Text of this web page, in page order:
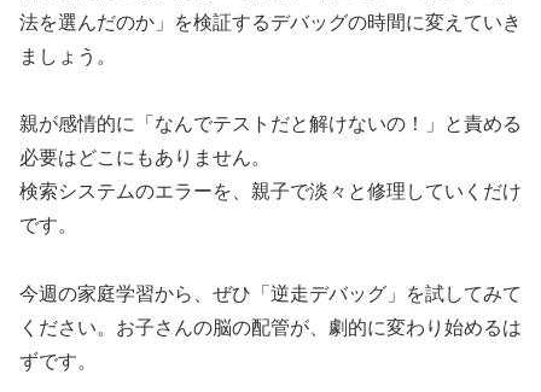
法を選んだのか」を検証するデバッグの時間に変えていき
ましょう。
親が感情的に「なんでテストだと解けないの！」と責める
必要はどこにもありません。
検索システムのエラーを、親子で淡々と修理していくだけ
です。
今週の家庭学習から、ぜひ「逆走デバッグ」を試してみて
ください。お子さんの脳の配管が、劇的に変わり始めるは
ずです。